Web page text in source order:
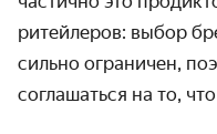
ритейлеров: выбор
сильно ограничен,
соглашаться на то,